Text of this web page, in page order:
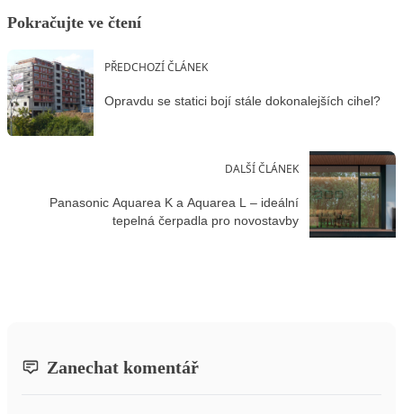
Pokračujte ve čtení
PŘEDCHOZÍ ČLÁNEK
Opravdu se statici bojí stále dokonalejších cihel?
DALŠÍ ČLÁNEK
Panasonic Aquarea K a Aquarea L – ideální
tepelná čerpadla pro novostavby
Zanechat komentář